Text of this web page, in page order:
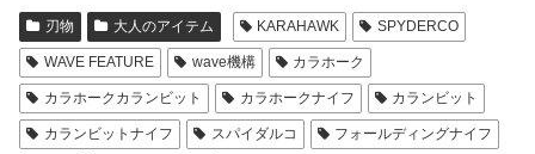
刃物 大人のアイテム KARAHAWK SPYDERCO
WAVE FEATURE wave機構 カラホーク
カラホークカランビット カラホークナイフ カランビット
カランビットナイフ スパイダルコ フォールディングナイフ